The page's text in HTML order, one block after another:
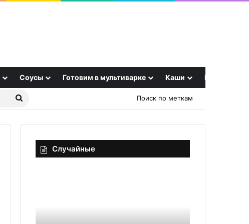
Соусы Готовим в мультиварке Каши Еще
Найти
Поиск по меткам
Случайные